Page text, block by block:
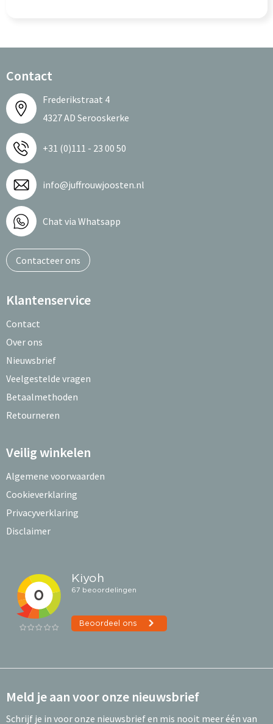
Contact
Frederikstraat 4
4327 AD Serooskerke
+31 (0)111 - 23 00 50
info@juffrouwjoosten.nl
Chat via Whatsapp
Contacteer ons
Klantenservice
Contact
Over ons
Nieuwsbrief
Veelgestelde vragen
Betaalmethoden
Retourneren
Veilig winkelen
Algemene voorwaarden
Cookieverklaring
Privacyverklaring
Disclaimer
Meld je aan voor onze nieuwsbrief
Schrijf je in voor onze nieuwsbrief en mis nooit meer één van